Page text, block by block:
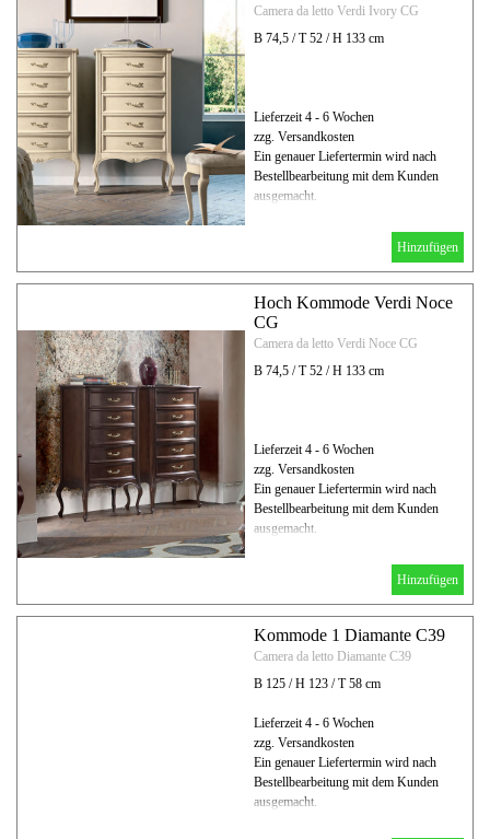
Camera da letto Verdi Ivory CG
B 74,5 / T 52 / H 133 cm
Lieferzeit 4 - 6 Wochen
zzg. Versandkosten
Ein genauer Liefertermin wird nach
Bestellbearbeitung mit dem Kunden
ausgemacht.
Hinzufügen
Hoch Kommode Verdi Noce
CG
Camera da letto Verdi Noce CG
B 74,5 / T 52 / H 133 cm
Lieferzeit 4 - 6 Wochen
zzg. Versandkosten
Ein genauer Liefertermin wird nach
Bestellbearbeitung mit dem Kunden
ausgemacht.
Hinzufügen
Kommode 1 Diamante C39
Camera da letto Diamante C39
B 125 / H 123 / T 58 cm
Lieferzeit 4 - 6 Wochen
zzg. Versandkosten
Ein genauer Liefertermin wird nach
Bestellbearbeitung mit dem Kunden
ausgemacht.